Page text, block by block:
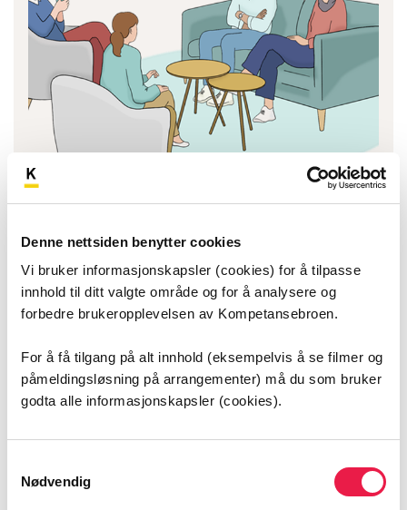
Denne nettsiden benytter cookies
Vi bruker informasjonskapsler (cookies) for å tilpasse
innhold til ditt valgte område og for å analysere og
forbedre brukeropplevelsen av Kompetansebroen.
For å få tilgang på alt innhold (eksempelvis å se filmer og
påmeldingsløsning på arrangementer) må du som bruker
godta alle informasjonskapsler (cookies).
Nødvendig
Veiviser i systematisk
pårørendesamarbeid
Læringsprogram for helsepersonell i systematisk
pårørendesamarbeid.